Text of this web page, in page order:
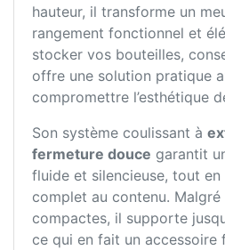
hauteur, il transforme un
rangement fonctionnel et
stocker vos bouteilles,
offre une solution pratique
compromettre l’esthétique
Son système coulissant à
fermeture douce garantit
fluide et silencieuse, tout
complet au contenu. Malgré
compactes, il supporte
ce qui en fait un accessoire